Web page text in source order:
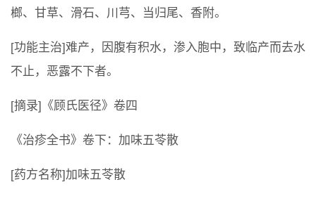
榔、甘草、滑石、川芎、当归尾、香附。
[功能主治]难产，因腹有积水，渗入胞中，致临产而去水
不止，恶露不下者。
[摘录]《顾氏医径》卷四
《治疹全书》卷下：加味五苓散
[药方名称]加味五苓散